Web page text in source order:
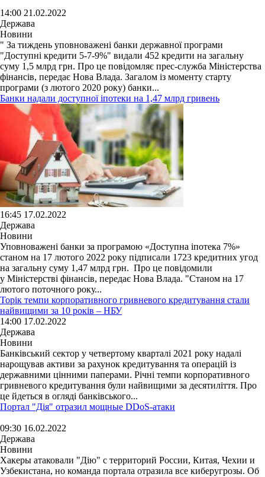
14:00 21.02.2022
Держава
Новини
" За тиждень уповноважені банки державної програми
"Доступні кредити 5-7-9%" видали 452 кредити на загальну
суму 1,5 млрд грн. Про це повідомляє прес-служба Міністерства
фінансів, передає Нова Влада. Загалом із моменту старту
програми (з лютого 2020 року) банки...
Банки надали доступної іпотеки на 1,47 млрд гривень
16:45 17.02.2022
Держава
Новини
Уповноважені банки за програмою «Доступна іпотека 7%»
станом на 17 лютого 2022 року підписали 1723 кредитних угод
на загальну суму 1,47 млрд грн. Про це повідомили
у Міністерстві фінансів, передає Нова Влада. "Станом на 17
лютого поточного року...
Торік темпи корпоративного гривневого кредитування стали
найвищими за 10 років – НБУ
14:00 17.02.2022
Держава
Новини
Банківський сектор у четвертому кварталі 2021 року надалі
нарощував активи за рахунок кредитування та операцій із
державними цінними паперами. Річні темпи корпоративного
гривневого кредитування були найвищими за десятиліття. Про
це йдеться в огляді банківського...
Портал "Дія" отразил мощные DDoS-атаки
09:30 16.02.2022
Держава
Новини
Хакеры атаковали "Дію" с территорий России, Китая, Чехии и
Узбекистана, но команда портала отразила все киберугрозы. Об